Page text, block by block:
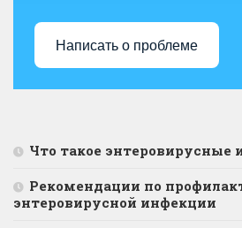
Написать о проблеме
Что такое энтеровирусные
Рекомендации по
энтеровирусной инфекции